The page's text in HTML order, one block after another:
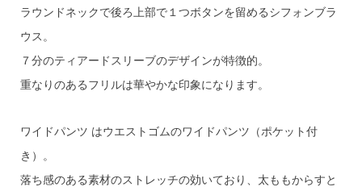
ラウンドネックで後ろ上部で１つボタンを留めるシフォンブラ
ウス。
７分のティアードスリーブのデザインが特徴的。
重なりのあるフリルは華やかな印象になります。
ワイドパンツ はウエストゴムのワイドパンツ（ポケット付
き）。
落ち感のある素材のストレッチの効いており、太ももからすと